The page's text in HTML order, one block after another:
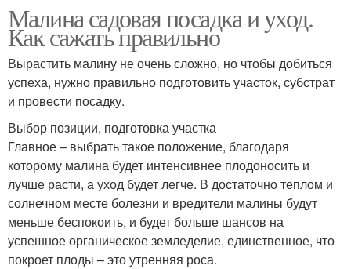
Малина садовая посадка и уход.
Как сажать правильно
Вырастить малину не очень сложно, но чтобы добиться
успеха, нужно правильно подготовить участок, субстрат
и провести посадку.
Выбор позиции, подготовка участка
Главное – выбрать такое положение, благодаря
которому малина будет интенсивнее плодоносить и
лучше расти, а уход будет легче. В достаточно теплом и
солнечном месте болезни и вредители малины будут
меньше беспокоить, и будет больше шансов на
успешное органическое земледелие, единственное, что
покроет плоды – это утренняя роса.